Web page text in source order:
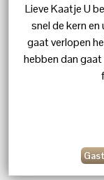
Lieve Kaatje U
snel de kern
gaat verlopen
hebben dan